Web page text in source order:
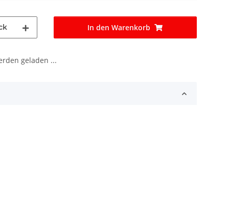
In den Warenkorb
geladen ...